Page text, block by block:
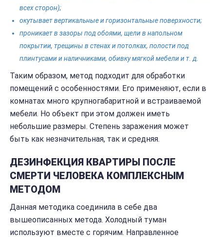
всех сторон);
окутывает вертикальные и горизонтальные поверхности;
проникает в зазоры под обоями, щели в напольном
покрытии, трещины в стенах и потолках, полости под
плинтусами и наличниками, обивку мягкой мебели и т. д.
Таким образом, метод подходит для обработки
помещений с особенностями. Его применяют, если в
комнатах много крупногабаритной и встраиваемой
мебели. Но объект при этом должен иметь
небольшие размеры. Степень заражения может
быть как незначительная, так и средняя.
ДЕЗИНФЕКЦИЯ КВАРТИРЫ ПОСЛЕ
СМЕРТИ ЧЕЛОВЕКА КОМПЛЕКСНЫМ
МЕТОДОМ
Данная методика соединила в себе два
вышеописанных метода. Холодный туман
используют вместе с горячим. Направленное